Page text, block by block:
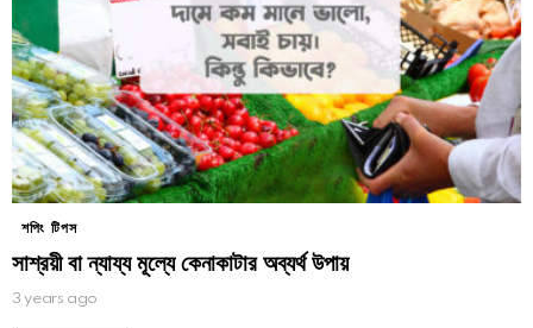
শপিং টিপস
সাশ্রয়ী বা ন্যায্য মূল্যে কেনাকাটার অব্যর্থ উপায়
3 years ago